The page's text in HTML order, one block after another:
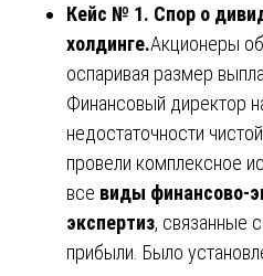
Кейс № 1. Спор о
холдинге.Акционеры
оспаривая размер
Финансовый директор
недостаточности
провели комплексное
все виды финансово-
экспертиз, связанные
прибыли. Было